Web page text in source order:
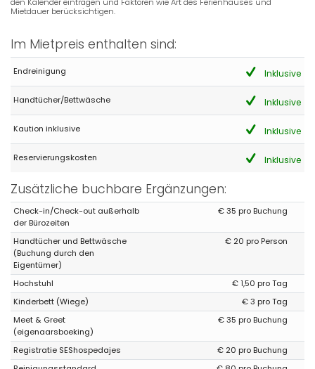
Mietdauer berücksichtigen.
Im Mietpreis enthalten sind:
Endreinigung Inklusive
Handtücher/Bettwäsche Inklusive
Kaution inklusive Inklusive
Reservierungskosten Inklusive
Zusätzliche buchbare Ergänzungen:
Check-in/Check-out außerhalb
der Bürozeiten
€ 35 pro Buchung
Handtücher und Bettwäsche
(Buchung durch den
Eigentümer)
€ 20 pro Person
Hochstuhl
€ 1,50 pro Tag
Kinderbett (Wiege)
€ 3 pro Tag
Meet & Greet
(eigenaarsboeking)
€ 35 pro Buchung
Registratie SEShospedajes
€ 20 pro Buchung